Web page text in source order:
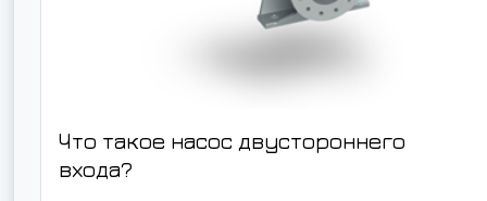
Что такое насос двустороннего
входа?